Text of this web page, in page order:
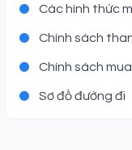
Các hình thức
Chính sách
Chính sách
Sơ đồ đường đi